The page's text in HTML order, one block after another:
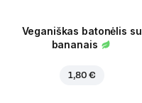
Veganiškas batonėlis su
bananais
1,80 €